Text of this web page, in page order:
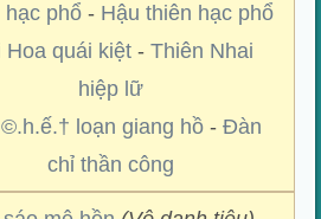
hạc phổ - Hậu thiên hạc phổ
Hoa quái kiệt -Thiên Nhai
hiệp lữ
loạn giang hồ -Đàn
chỉ thần công